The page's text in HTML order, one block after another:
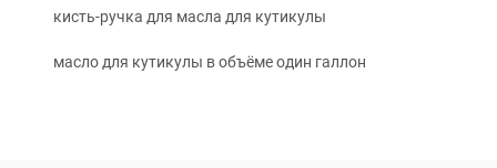
кисть-ручка для масла для кутикулы
масло для кутикулы в объёме один галлон